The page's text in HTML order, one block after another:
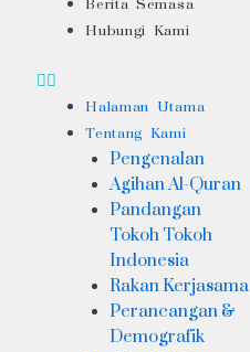
Berita Semasa
Hubungi Kami
Halaman Utama
Tentang Kami
Pengenalan
Agihan Al-Quran
Pandangan
Tokoh Tokoh
Indonesia
Rakan Kerjasama
Perancangan &
Demografik